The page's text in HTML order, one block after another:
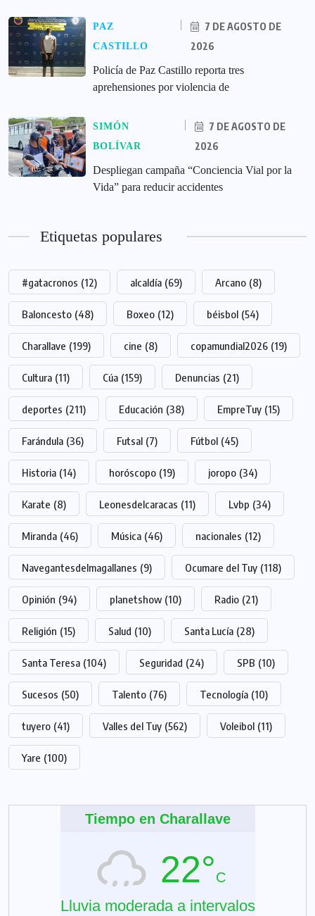
PAZ
CASTILLO
7 DE AGOSTO DE
2026
‎Policía de Paz Castillo reporta tres
aprehensiones por violencia de
SIMÓN
BOLÍVAR
7 DE AGOSTO DE
2026
‎Despliegan campaña “Conciencia Vial por la
Vida” para reducir accidentes
Etiquetas populares
#gatacronos (12) alcaldía (69) Arcano (8)
Baloncesto (48) Boxeo (12) béisbol (54)
Charallave (199) cine (8) copamundial2026 (19)
Cultura (11) Cúa (159) Denuncias (21)
deportes (211) Educación (38) EmpreTuy (15)
Farándula (36) Futsal (7) Fútbol (45)
Historia (14) horóscopo (19) joropo (34)
Karate (8) Leonesdelcaracas (11) Lvbp (34)
Miranda (46) Música (46) nacionales (12)
Navegantesdelmagallanes (9) Ocumare del Tuy (118)
Opinión (94) planetshow (10) Radio (21)
Religión (15) Salud (10) Santa Lucía (28)
Santa Teresa (104) Seguridad (24) SPB (10)
Sucesos (50) Talento (76) Tecnología (10)
tuyero (41) Valles del Tuy (562) Voleibol (11)
Yare (100)
Tiempo en Charallave
22°C
Lluvia moderada a intervalos